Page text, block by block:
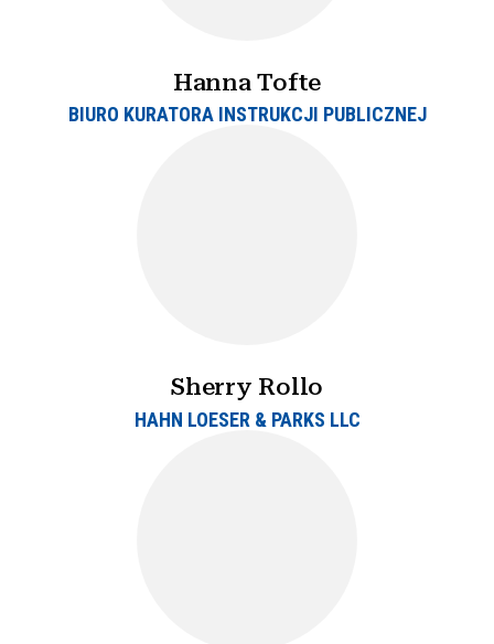
Hanna Tofte
BIURO KURATORA INSTRUKCJI PUBLICZNEJ
Sherry Rollo
HAHN LOESER & PARKS LLC